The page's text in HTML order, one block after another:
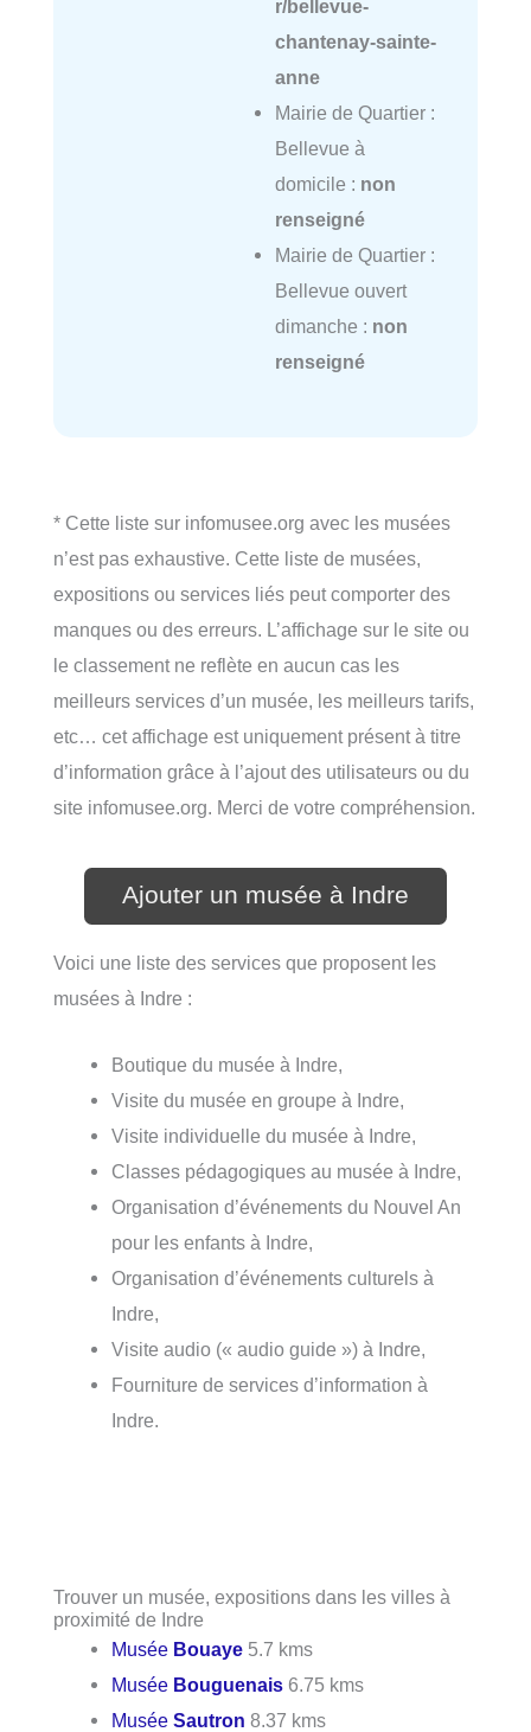
r/bellevue-
chantenay-sainte-
anne
Mairie de Quartier :
Bellevue à
domicile : non
renseigné
Mairie de Quartier :
Bellevue ouvert
dimanche : non
renseigné
* Cette liste sur infomusee.org avec les musées
n’est pas exhaustive. Cette liste de musées,
expositions ou services liés peut comporter des
manques ou des erreurs. L’affichage sur le site ou
le classement ne reflète en aucun cas les
meilleurs services d’un musée, les meilleurs tarifs,
etc… cet affichage est uniquement présent à titre
d’information grâce à l’ajout des utilisateurs ou du
site infomusee.org. Merci de votre compréhension.
Ajouter un musée à Indre
Voici une liste des services que proposent les
musées à Indre :
Boutique du musée à Indre,
Visite du musée en groupe à Indre,
Visite individuelle du musée à Indre,
Classes pédagogiques au musée à Indre,
Organisation d’événements du Nouvel An
pour les enfants à Indre,
Organisation d’événements culturels à
Indre,
Visite audio (« audio guide ») à Indre,
Fourniture de services d’information à
Indre.
Trouver un musée, expositions dans les villes à
proximité de Indre
Musée Bouaye 5.7 kms
Musée Bouguenais 6.75 kms
MuséeSautron 8.37 kms